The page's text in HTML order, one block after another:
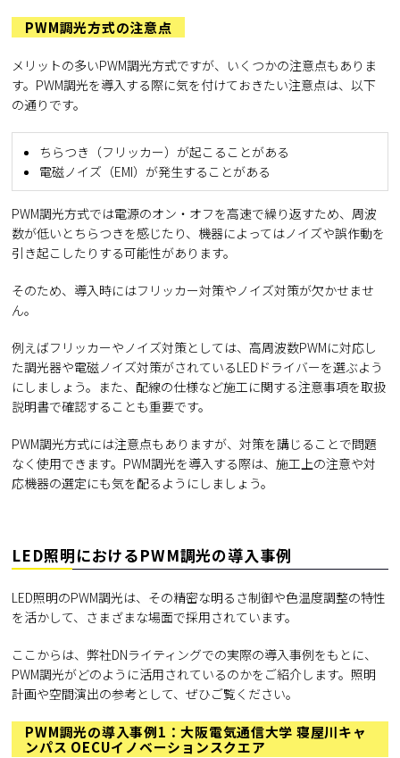
PWM調光方式の注意点
メリットの多いPWM調光方式ですが、いくつかの注意点もありま
す。PWM調光を導入する際に気を付けておきたい注意点は、以下
の通りです。
ちらつき（フリッカー）が起こることがある
電磁ノイズ（EMI）が発生することがある
PWM調光方式では電源のオン・オフを高速で繰り返すため、周波
数が低いとちらつきを感じたり、機器によってはノイズや誤作動を
引き起こしたりする可能性があります。
そのため、導入時にはフリッカー対策やノイズ対策が欠かせませ
ん。
例えばフリッカーやノイズ対策としては、高周波数PWMに対応し
た調光器や電磁ノイズ対策がされているLEDドライバーを選ぶよう
にしましょう。また、配線の仕様など施工に関する注意事項を取扱
説明書で確認することも重要です。
PWM調光方式には注意点もありますが、対策を講じることで問題
なく使用できます。PWM調光を導入する際は、施工上の注意や対
応機器の選定にも気を配るようにしましょう。
LED照明におけるPWM調光の導入事例
LED照明のPWM調光は、その精密な明るさ制御や色温度調整の特性
を活かして、さまざまな場面で採用されています。
ここからは、弊社DNライティングでの実際の導入事例をもとに、
PWM調光がどのように活用されているのかをご紹介します。照明
計画や空間演出の参考として、ぜひご覧ください。
PWM調光の導入事例1：大阪電気通信大学 寝屋川キャ
ンパス OECUイノベーションスクエア